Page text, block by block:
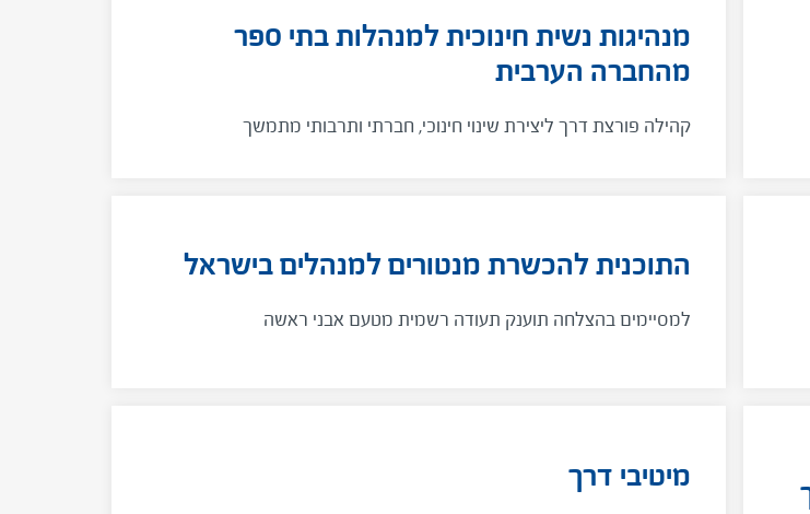
מנהיגות נשית חינוכית למנהלות בתי ספר
מהחברה הערבית
קהילה פורצת דרך ליצירת שינוי חינוכי, חברתי ותרבותי מתמשך
התוכנית להכשרת מנטורים למנהלים בישראל
למסיימים בהצלחה תוענק תעודה רשמית מטעם אבני ראשה
מיטיבי דרך